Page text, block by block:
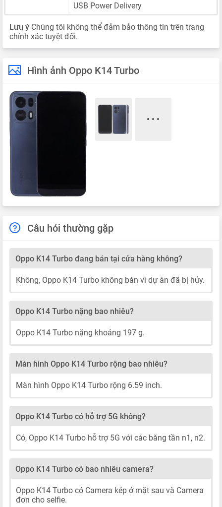
USB Power Delivery
Lưu ý Chúng tôi không thể đảm bảo thông tin trên trang
chính xác tuyệt đối.
Hình ảnh Oppo K14 Turbo
Câu hỏi thường gặp
Oppo K14 Turbo đang bán tại cửa hàng không?
Không, Oppo K14 Turbo không bán vì dự án đã bị hủy.
Oppo K14 Turbo nặng bao nhiêu?
Oppo K14 Turbo nặng khoảng 197 g.
Màn hình Oppo K14 Turbo rộng bao nhiêu?
Màn hình Oppo K14 Turbo rộng 6.59 inch.
Oppo K14 Turbo có hỗ trợ 5G không?
Có, Oppo K14 Turbo hỗ trợ 5G với các băng tần n1, n2.
Oppo K14 Turbo có bao nhiêu camera?
Oppo K14 Turbo có Camera kép ở mặt sau và Camera
đơn cho selfie.